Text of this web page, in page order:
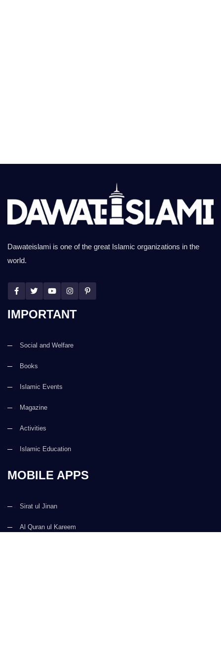
Dawateislami is one of the great Islamic organizations in the
world.
IMPORTANT
Social and Welfare
Books
Islamic Events
Magazine
Activities
Islamic Education
MOBILE APPS
Sirat ul Jinan
Al Quran ul Kareem